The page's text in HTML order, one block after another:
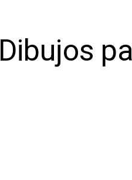
Dibujos